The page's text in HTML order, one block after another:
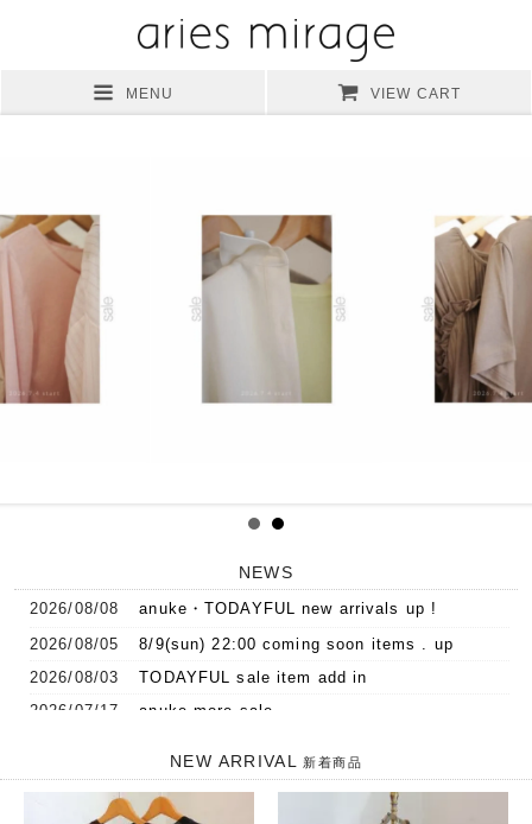
MENU VIEW CART
NEWS
2026/08/08
anuke・TODAYFUL new arrivals up !
2026/08/05
8/9(sun) 22:00 coming soon items . up
2026/08/03
TODAYFUL sale item add in
2026/07/17
anuke more sale ..
NEW ARRIVAL
新着商品